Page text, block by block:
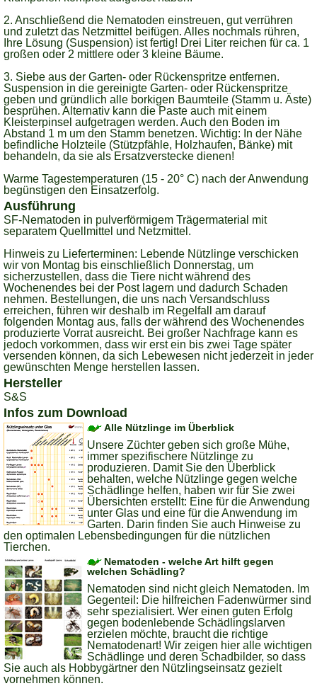
2. Anschließend die Nematoden einstreuen, gut verrühren
und zuletzt das Netzmittel beifügen. Alles nochmals rühren,
Ihre Lösung (Suspension) ist fertig! Drei Liter reichen für ca. 1
großen oder 2 mittlere oder 3 kleine Bäume.
3. Siebe aus der Garten- oder Rückenspritze entfernen.
Suspension in die gereinigte Garten- oder Rückenspritze
geben und gründlich alle borkigen Baumteile (Stamm u. Äste)
besprühen. Alternativ kann die Paste auch mit einem
Kleisterpinsel aufgetragen werden. Auch den Boden im
Abstand 1 m um den Stamm benetzen. Wichtig: In der Nähe
befindliche Holzteile (Stützpfähle, Holzhaufen, Bänke) mit
behandeln, da sie als Ersatzverstecke dienen!
Warme Tagestemperaturen (15 - 20° C) nach der Anwendung
begünstigen den Einsatzerfolg.
Ausführung
SF-Nematoden in pulverförmigem Trägermaterial mit
separatem Quellmittel und Netzmittel.
Hinweis zu Lieferterminen: Lebende Nützlinge verschicken
wir von Montag bis einschließlich Donnerstag, um
sicherzustellen, dass die Tiere nicht während des
Wochenendes bei der Post lagern und dadurch Schaden
nehmen. Bestellungen, die uns nach Versandschluss
erreichen, führen wir deshalb im Regelfall am darauf
folgenden Montag aus, falls der während des Wochenendes
produzierte Vorrat ausreicht. Bei großer Nachfrage kann es
jedoch vorkommen, dass wir erst ein bis zwei Tage später
versenden können, da sich Lebewesen nicht jederzeit in jeder
gewünschten Menge herstellen lassen.
Hersteller
S&S
Infos zum Download
Alle Nützlinge im Überblick
Unsere Züchter geben sich große Mühe,
immer spezifischere Nützlinge zu
produzieren. Damit Sie den Überblick
behalten, welche Nützlinge gegen welche
Schädlinge helfen, haben wir für Sie zwei
Übersichten erstellt: Eine für die Anwendung
unter Glas und eine für die Anwendung im
Garten. Darin finden Sie auch Hinweise zu
den optimalen Lebensbedingungen für die nützlichen
Tierchen.
Nematoden - welche Art hilft gegen
welchen Schädling?
Nematoden sind nicht gleich Nematoden. Im
Gegenteil: Die hilfreichen Fadenwürmer sind
sehr spezialisiert. Wer einen guten Erfolg
gegen bodenlebende Schädlingslarven
erzielen möchte, braucht die richtige
Nematodenart! Wir zeigen hier alle wichtigen
Schädlinge und deren Schadbilder, so dass
Sie auch als Hobbygärtner den Nützlingseinsatz gezielt
vornehmen können.